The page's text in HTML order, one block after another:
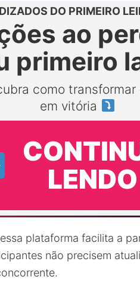
DO PRIMEIRO
ao
primeiro
como transformar
em vitória
LENDO
plataforma facilita a
não precisem